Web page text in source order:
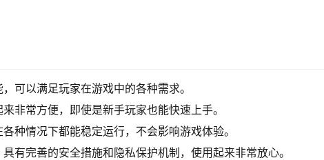
可以满足玩家在游戏中的各种需求。
非常方便，即使是新手玩家也能快速上手。
种情况下都能稳定运行，不会影响游戏体验。
有完善的安全措施和隐私保护机制，使用起来非常放心。